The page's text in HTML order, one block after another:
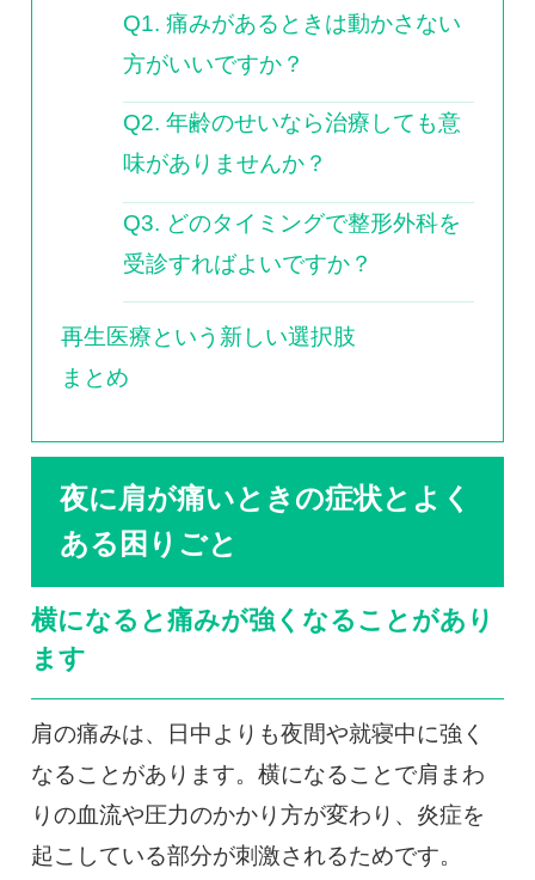
Q1. 痛みがあるときは動かさない
方がいいですか？
Q2. 年齢のせいなら治療しても意
味がありませんか？
Q3. どのタイミングで整形外科を
受診すればよいですか？
再生医療という新しい選択肢
まとめ
夜に肩が痛いときの症状とよく
ある困りごと
横になると痛みが強くなることがあり
ます
肩の痛みは、日中よりも夜間や就寝中に強く
なることがあります。横になることで肩まわ
りの血流や圧力のかかり方が変わり、炎症を
起こしている部分が刺激されるためです。